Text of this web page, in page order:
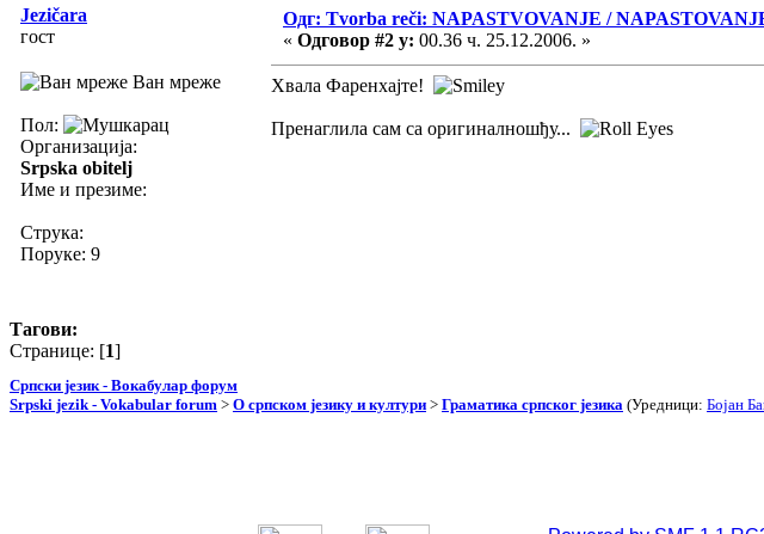
Jezičara
гост
Ван мреже
Пол:
Организација:
Srpska obitelj
Име и презиме:
Струка:
Поруке: 9
Одг: Tvorba reči: NAPASTVOVANJE /
« Одговор #2 у: 00.36 ч. 25.12.2006. »
Хвала Фаренхајте!
Пренаглила сам са оригиналношђу...
Тагови:
Странице: [1]
Српски језик - Вокабулар форум
Srpski jezik - Vokabular forum > О српском језику и култури > Граматика српског језика (Уредници: Бојан